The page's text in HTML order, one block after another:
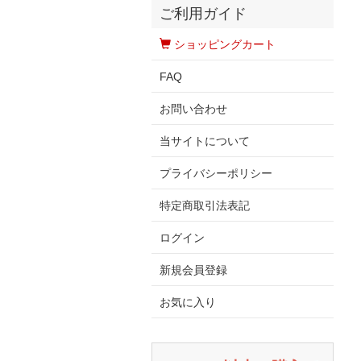
ご利用ガイド
ショッピングカート
FAQ
お問い合わせ
当サイトについて
プライバシーポリシー
特定商取引法表記
ログイン
新規会員登録
お気に入り